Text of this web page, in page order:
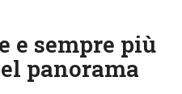
e sempre più
panorama